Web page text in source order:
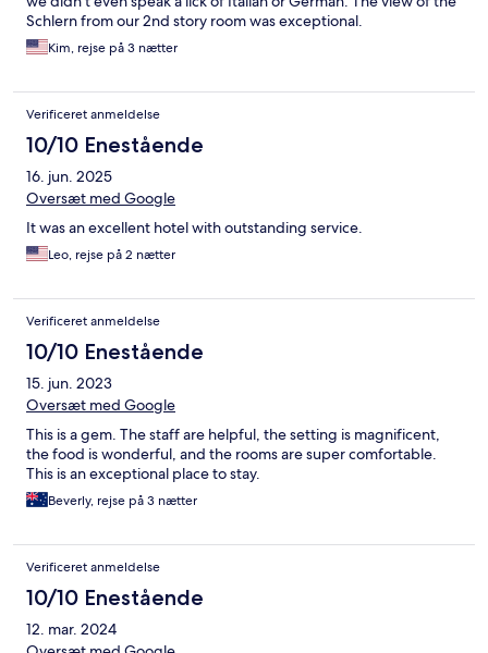
Schlern from our 2nd story room was exceptional.
Kim, rejse på 3 nætter
Verificeret anmeldelse
10/10 Enestående
16. jun. 2025
Oversæt med Google
It was an excellent hotel with outstanding service.
Leo, rejse på 2 nætter
Verificeret anmeldelse
10/10 Enestående
15. jun. 2023
Oversæt med Google
This is a gem. The staff are helpful, the setting is magnificent,
the food is wonderful, and the rooms are super comfortable.
This is an exceptional place to stay.
Beverly, rejse på 3 nætter
Verificeret anmeldelse
10/10 Enestående
12. mar. 2024